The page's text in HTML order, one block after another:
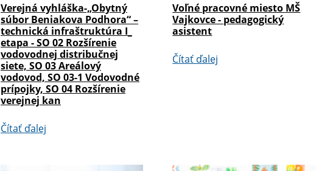
Verejná vyhláška-„Obytný
súbor Beniakova Podhora“ –
technická infraštruktúra I_
etapa - SO 02 Rozšírenie
vodovodnej distribučnej
siete, SO 03 Areálový
vodovod, SO 03-1 Vodovodné
prípojky, SO 04 Rozšírenie
verejnej kan
Čítať ďalej
Voľné pracovné miesto MŠ
Vajkovce - pedagogický
asistent
Čítať ďalej